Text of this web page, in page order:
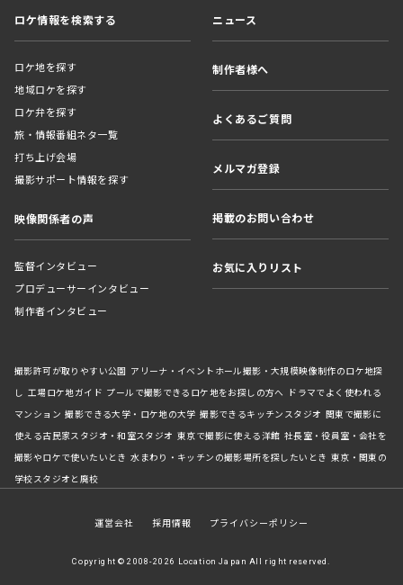
ロケ情報を検索する
ロケ地を探す
地域ロケを探す
ロケ弁を探す
旅・情報番組ネタ一覧
打ち上げ会場
撮影サポート情報を探す
映像関係者の声
監督インタビュー
プロデューサーインタビュー
制作者インタビュー
ニュース
制作者様へ
よくあるご質問
メルマガ登録
掲載のお問い合わせ
お気に入りリスト
撮影許可が取りやすい公園 アリーナ・イベントホール撮影・大規模映像制作のロケ地探
し 工場ロケ地ガイド プールで撮影できるロケ地をお探しの方へ ドラマでよく使われる
マンション 撮影できる大学・ロケ地の大学 撮影できるキッチンスタジオ 関東で撮影に
使える古民家スタジオ・和室スタジオ 東京で撮影に使える洋館 社長室・役員室・会社を
撮影やロケで使いたいとき 水まわり・キッチンの撮影場所を探したいとき 東京・関東の
学校スタジオと廃校
運営会社 採用情報 プライバシーポリシー
Copyright © 2008-2026 Location Japan All right reserved.